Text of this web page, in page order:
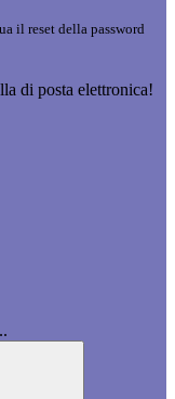
il reset della password
di posta elettronica!